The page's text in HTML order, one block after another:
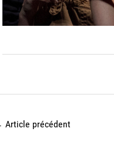
Article précédent